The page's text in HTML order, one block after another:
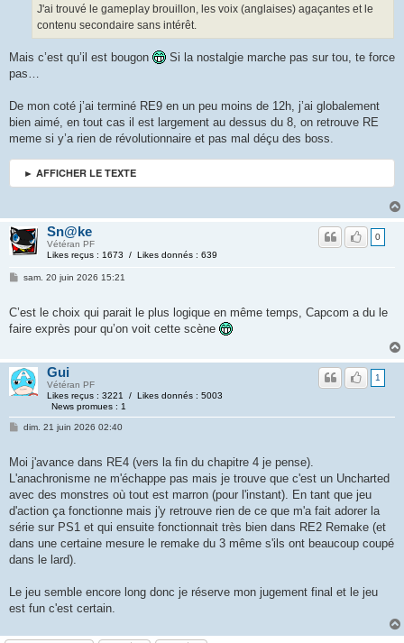
J'ai trouvé le gameplay brouillon, les voix (anglaises) agaçantes et le
contenu secondaire sans intérêt.
Mais c’est qu’il est bougon
Si la nostalgie marche pas sur tou, te force
pas…
De mon coté j’ai terminé RE9 en un peu moins de 12h, j’ai globalement
bien aimé, en tout cas il est largement au dessus du 8, on retrouve RE
meme si y’a rien de révolutionnaire et pas mal déçu des boss.
► AFFICHER LE TEXTE
Sn@ke
Vétéran PF
Likes reçus : 1673 / Likes donnés : 639
0
sam. 20 juin 2026 15:21
C’est le choix qui parait le plus logique en même temps, Capcom a du le
faire exprès pour qu’on voit cette scène
Gui
Vétéran PF
Likes reçus : 3221 / Likes donnés : 5003
News promues : 1
1
dim. 21 juin 2026 02:40
Moi j'avance dans RE4 (vers la fin du chapitre 4 je pense).
L'anachronisme ne m'échappe pas mais je trouve que c'est un Uncharted
avec des monstres où tout est marron (pour l'instant). En tant que jeu
d'action ça fonctionne mais j'y retrouve rien de ce que m'a fait adorer la
série sur PS1 et qui ensuite fonctionnait très bien dans RE2 Remake (et
dans une certaine mesure le remake du 3 même s'ils ont beaucoup coupé
dans le lard).
Le jeu semble encore long donc je réserve mon jugement final et le jeu
est fun c'est certain.